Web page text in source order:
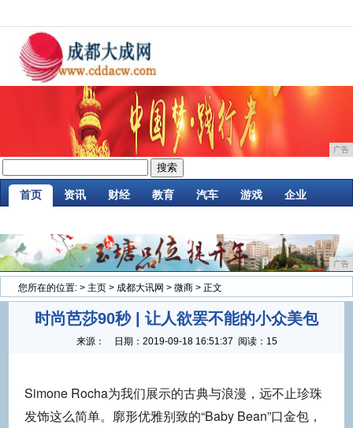
广告
首页 资讯 财经 教育 汽车 游戏 企业
广告
您所在的位置: > 主页 > 成都大讯网 > 微商 > 正文
时尚芭莎90秒 | 让人欲罢不能的小众美包
来源： 日期： 2019-09-18 16:51:37 阅读：15
Simone Rocha为我们展示的古典与浪漫，远不止珍珠
发饰这么简单。廓形优雅别致的“Baby Bean”口金包，